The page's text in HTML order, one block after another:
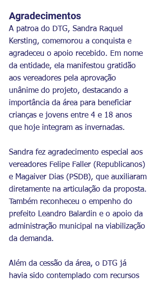
Agradecimentos
A patroa do DTG, Sandra Raquel
Kersting, comemorou a conquista e
agradeceu o apoio recebido. Em nome
da entidade, ela manifestou gratidão
aos vereadores pela aprovação
unânime do projeto, destacando a
importância da área para beneficiar
crianças e jovens entre 4 e 18 anos
que hoje integram as invernadas.
Sandra fez agradecimento especial aos
vereadores Felipe Faller (Republicanos)
e Magaiver Dias (PSDB), que auxiliaram
diretamente na articulação da proposta.
Também reconheceu o empenho do
prefeito Leandro Balardin e o apoio da
administração municipal na viabilização
da demanda.
Além da cessão da área, o DTG já
havia sido contemplado com recursos